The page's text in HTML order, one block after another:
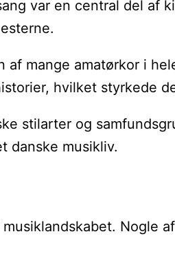
var en central del
mange amatørkor i
hvilket styrkede
og
danske musikliv.